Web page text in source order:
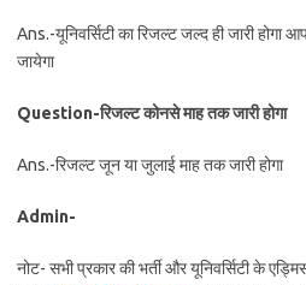
Ans.-यूनिवर्सिटी का रिजल्ट जल्द ही जारी होगा
जायेगा
Question-रिजल्ट कोनसे माह तक जारी होगा
Ans.-रिजल्ट जून या जुलाई माह तक जारी होगा
Admin-
नोट- सभी प्रकार की भर्ती और यूनिवर्सिटी के